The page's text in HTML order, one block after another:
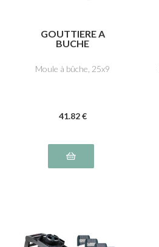
GOUTTIERE A
BUCHE
Moule à bûche, 25x9
41.82 €